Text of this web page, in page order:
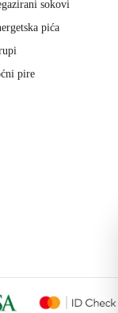
sokovi
pića
pire